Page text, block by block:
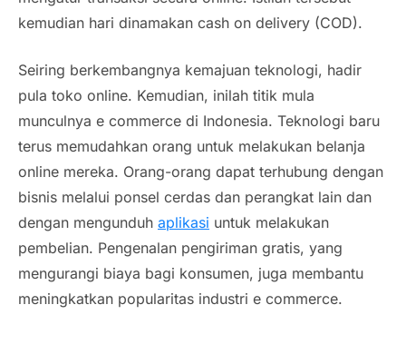
kemudian hari dinamakan cash on delivery (COD).
Seiring berkembangnya kemajuan teknologi, hadir
pula toko online. Kemudian, inilah titik mula
munculnya e commerce di Indonesia. Teknologi baru
terus memudahkan orang untuk melakukan belanja
online mereka. Orang-orang dapat terhubung dengan
bisnis melalui ponsel cerdas dan perangkat lain dan
dengan mengunduh aplikasi untuk melakukan
pembelian. Pengenalan pengiriman gratis, yang
mengurangi biaya bagi konsumen, juga membantu
meningkatkan popularitas industri e commerce.